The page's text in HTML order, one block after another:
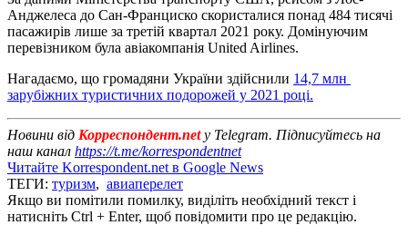
Анджелеса до Сан-Франциско скористалися понад 484 тисячі
пасажирів лише за третій квартал 2021 року. Домінуючим
перевізником була авіакомпанія United Airlines.
Нагадаємо, що громадяни України здійснили 14,7 млн ​​
зарубіжних туристичних подорожей у 2021 році.
Новини від Корреспондент.netу Telegram. Підписуйтесь на
наш канал https://t.me/korrespondentnet
Читайте Korrespondent.net в Google News
ТЕГИ: туризм, авиаперелет
Якщо ви помітили помилку, виділіть необхідний текст і
натисніть Ctrl + Enter, щоб повідомити про це редакцію.